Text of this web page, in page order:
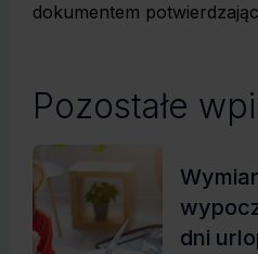
dokumentem
Pozostałe
dni